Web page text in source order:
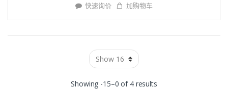
快速询价 加购物车
Showing -15–0 of 4 results